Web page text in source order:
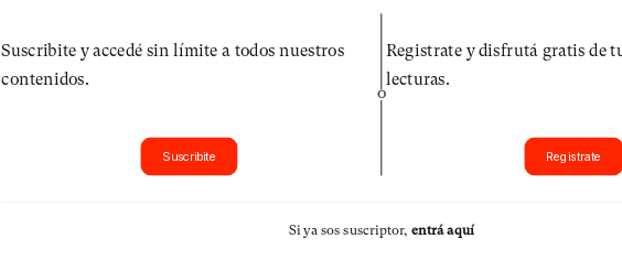
Suscribite y accedé sin límite a todos nuestros
contenidos.
Suscribite
O
Registrate y disfrutá gratis de
lecturas.
Registrate
Si ya sos suscriptor, entrá aquí